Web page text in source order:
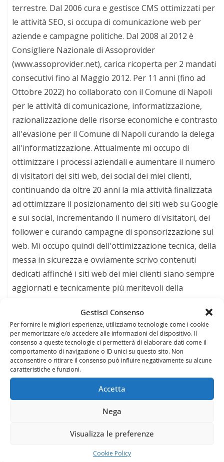
Gestisci Consenso
Per fornire le migliori esperienze, utilizziamo tecnologie come i cookie
per memorizzare e/o accedere alle informazioni del dispositivo. Il
consenso a queste tecnologie ci permetterà di elaborare dati come il
comportamento di navigazione o ID unici su questo sito. Non
acconsentire o ritirare il consenso può influire negativamente su alcune
caratteristiche e funzioni.
Accetta
Nega
Visualizza le preferenze
Cookie Policy
terrestre. Dal 2006 cura e gestisce CMS ottimizzati per
le attività SEO, si occupa di comunicazione web per
aziende e campagne politiche. Dal 2008 al 2012 è
Consigliere Nazionale di Assoprovider
(www.assoprovider.net), carica ricoperta per 2 mandati
consecutivi fino al Maggio 2012. Per 11 anni (fino ad
Ottobre 2022) ho collaborato con il Comune di Napoli
per le attività di comunicazione, informatizzazione,
razionalizzazione delle risorse economiche e contrasto
all'evasione per il Comune di Napoli curando la delega
all'informatizzazione. Attualmente mi occupo di
ottimizzare i processi aziendali e aumentare il numero
di visitatori dei siti web, dei social dei miei clienti,
continuando da oltre 20 anni la mia attività finalizzata
ad ottimizzare il posizionamento dei siti web su Google
e sui social, incrementando il numero di visitatori, dei
follower e curando campagne di sponsorizzazione sul
web. Mi occupo quindi dell'ottimizzazione tecnica, della
messa in sicurezza e ovviamente scrivo contenuti
dedicati affinché i siti web dei miei clienti siano sempre
aggiornati e tecnicamente più meritevoli della
https://www.facebook.com/balsamofelice
Potrebbe anche interessarti